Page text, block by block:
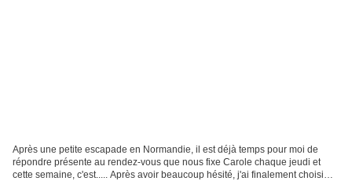
Après une petite escapade en Normandie, il est déjà temps pour moi de
répondre présente au rendez-vous que nous fixe Carole chaque jeudi et
cette semaine, c'est..... Après avoir beaucoup hésité, j'ai finalement choisi